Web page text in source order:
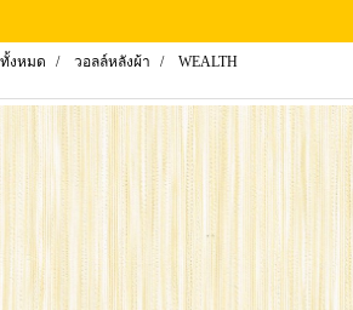
งหมด วอลล์หลังผ้า WEALTH